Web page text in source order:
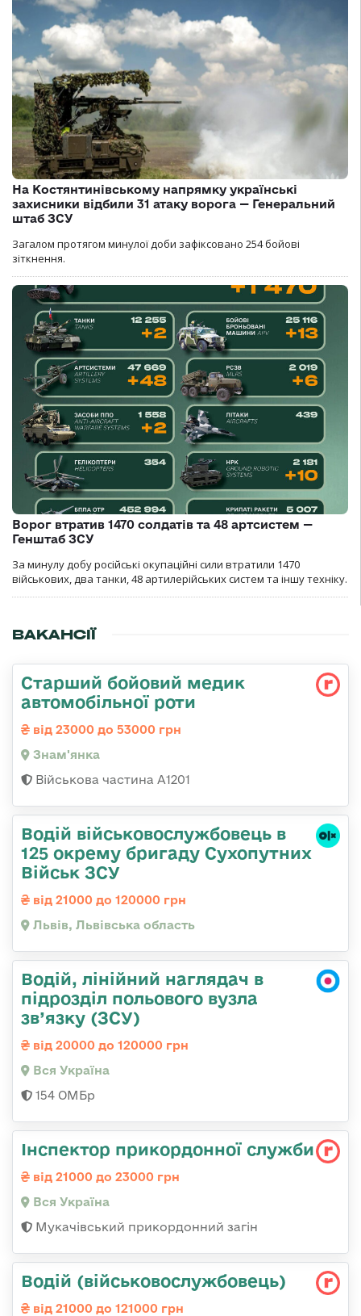
На Костянтинівському напрямку українські
захисники відбили 31 атаку ворога — Генеральний
штаб ЗСУ
Загалом протягом минулої доби зафіксовано 254 бойові
зіткнення.
Ворог втратив 1470 солдатів та 48 артсистем —
Генштаб ЗСУ
За минулу добу російські окупаційні сили втратили 1470
військових, два танки, 48 артилерійських систем та іншу техніку.
ВАКАНСІЇ
Старший бойовий медик
автомобільної роти
від 23000 до 53000 грн
Знам'янка
Військова частина А1201
Водій військовослужбовець в
125 окрему бригаду Сухопутних
Військ ЗСУ
від 21000 до 120000 грн
Львів, Львівська область
Водій, лінійний наглядач в
підрозділ польового вузла
зв’язку (ЗСУ)
від 20000 до 120000 грн
Вся Україна
154 ОМБр
Інспектор прикордонної служби
від 21000 до 23000 грн
Вся Україна
Мукачівський прикордонний загін
Водій (військовослужбовець)
від 21000 до 121000 грн